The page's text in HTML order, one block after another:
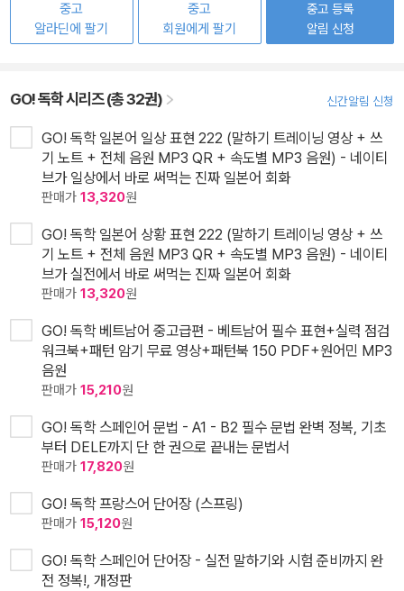
중고
알라딘에 팔기
중고
회원에게 팔기
중고 등록
알림 신청
GO! 독학 시리즈 (총 32권) 신간알림 신청
GO! 독학 일본어 일상 표현 222 (말하기 트레이닝 영상 + 쓰
기 노트 + 전체 음원 MP3 QR + 속도별 MP3 음원) - 네이티
브가 일상에서 바로 써먹는 진짜 일본어 회화
판매가 13,320원
GO! 독학 일본어 상황 표현 222 (말하기 트레이닝 영상 + 쓰
기 노트 + 전체 음원 MP3 QR + 속도별 MP3 음원) - 네이티
브가 실전에서 바로 써먹는 진짜 일본어 회화
판매가 13,320원
GO! 독학 베트남어 중고급편 - 베트남어 필수 표현+실력 점검
워크북+패턴 암기 무료 영상+패턴북 150 PDF+원어민 MP3
음원
판매가 15,210원
GO! 독학 스페인어 문법 - A1 - B2 필수 문법 완벽 정복, 기초
부터 DELE까지 단 한 권으로 끝내는 문법서
판매가 17,820원
GO! 독학 프랑스어 단어장 (스프링)
판매가 15,120원
GO! 독학 스페인어 단어장 - 실전 말하기와 시험 준비까지 완
전 정복!, 개정판